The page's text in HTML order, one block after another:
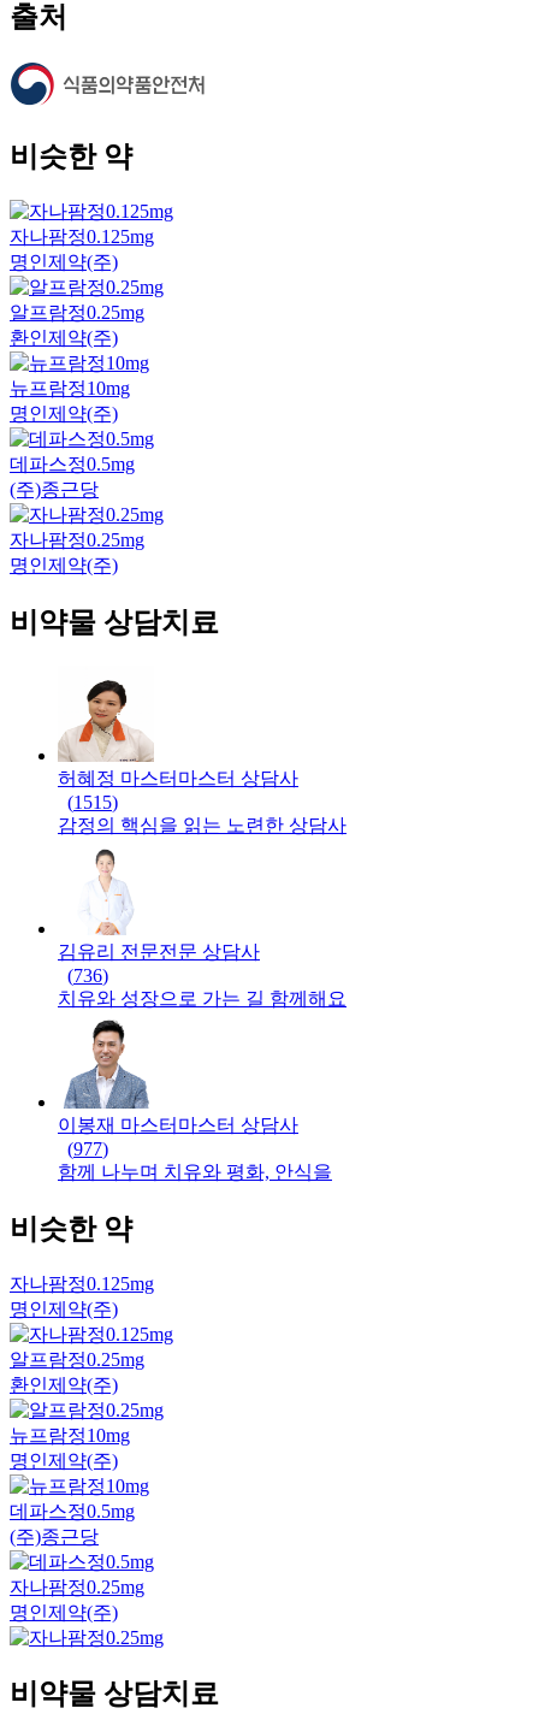
출처
비슷한 약
자나팜정0.125mg
명인제약(주)
알프람정0.25mg
환인제약(주)
뉴프람정10mg
명인제약(주)
데파스정0.5mg
(주)종근당
자나팜정0.25mg
명인제약(주)
비약물 상담치료
허혜정 마스터 마스터 상담사
(1515)
감정의 핵심을 읽는 노련한 상담사
김유리 전문전문 상담사
(736)
치유와 성장으로 가는 길 함께해요
이봉재 마스터 마스터 상담사
(977)
함께 나누며 치유와 평화, 안식을
비슷한 약
자나팜정0.125mg
명인제약(주)
알프람정0.25mg
환인제약(주)
뉴프람정10mg
명인제약(주)
데파스정0.5mg
(주)종근당
자나팜정0.25mg
명인제약(주)
비약물 상담치료